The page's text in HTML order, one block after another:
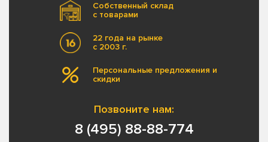
Собственный склад
с товарами
22 года на рынке
с 2003 г.
Персональные предложения и
скидки
Позвоните нам:
8 (495) 88-88-774